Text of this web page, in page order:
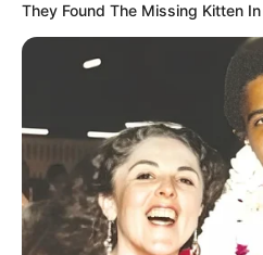
They Found The Missing Kitten